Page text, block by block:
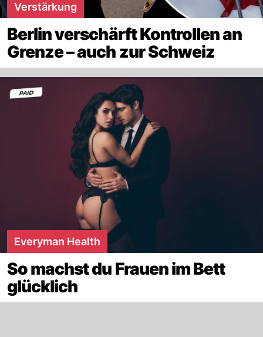
Verstärkung
Berlin verschärft Kontrollen an
Grenze – auch zur Schweiz
Everyman Health
So machst du Frauen im Bett
glücklich